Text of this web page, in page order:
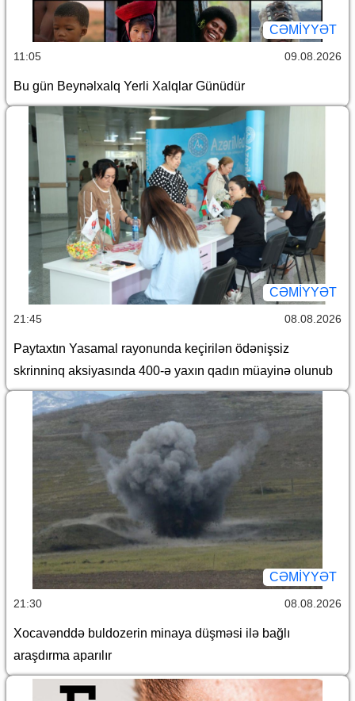
CƏMİYYƏT
11:05 09.08.2026
Bu gün Beynəlxalq Yerli Xalqlar Günüdür
CƏMİYYƏT
21:45 08.08.2026
Paytaxtın Yasamal rayonunda keçirilən ödənişsiz
skrinninq aksiyasında 400-ə yaxın qadın müayinə olunub
CƏMİYYƏT
21:30 08.08.2026
Xocavənddə buldozerin minaya düşməsi ilə bağlı
araşdırma aparılır